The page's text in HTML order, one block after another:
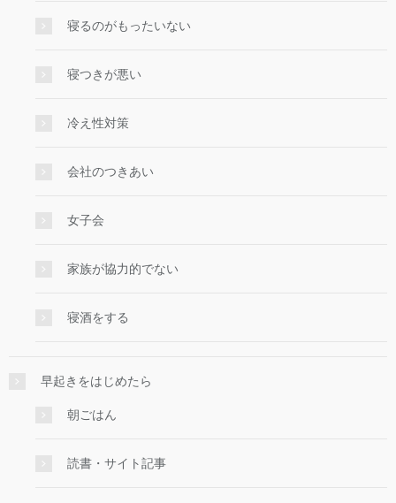
寝るのがもったいない
寝つきが悪い
冷え性対策
会社のつきあい
女子会
家族が協力的でない
寝酒をする
早起きをはじめたら
朝ごはん
読書・サイト記事